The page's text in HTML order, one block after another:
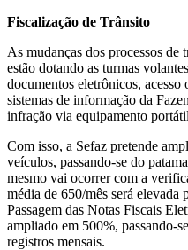
Fiscalização de Trânsito
As mudanças dos processos
estão dotando as turmas
documentos eletrônicos,
sistemas de informação da
infração via equipamento
Com isso, a Sefaz pretende
veículos, passando-se do
mesmo vai ocorrer com a
média de 650/mês será elevada
Passagem das Notas Fiscais
ampliado em 500%, passando-
registros mensais.